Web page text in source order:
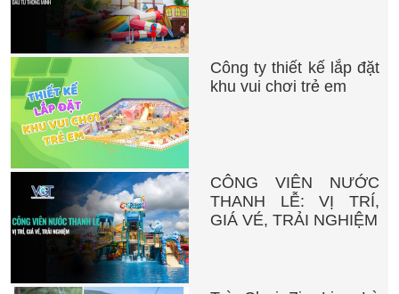
Công ty thiết kế lắp đặt
khu vui chơi trẻ em
CÔNG VIÊN NƯỚC
THANH LỄ: VỊ TRÍ,
GIÁ VÉ, TRẢI NGHIỆM